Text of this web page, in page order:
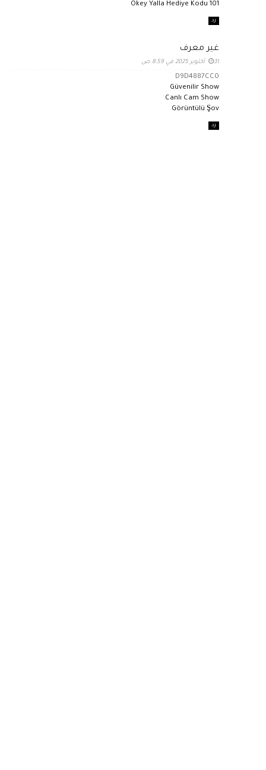
101 Okey Yalla Hediye Kodu
رد
غير معرف
31 أكتوبر 2025 في 8:59 ص
D9D4887CC0
Güvenilir Show
Canlı Cam Show
Görüntülü Şov
رد